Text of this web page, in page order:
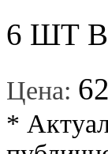
6 ШТ
Цена:
*